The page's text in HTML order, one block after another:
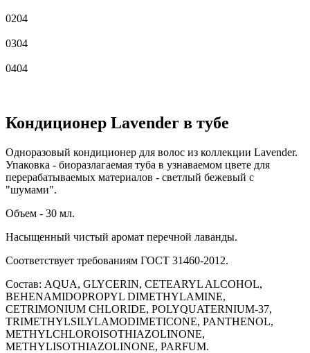
0204
0304
0404
Кондиционер Lavender в тубе
Одноразовый кондиционер для волос из коллекции Lavender.
Упаковка - биоразлагаемая туба в узнаваемом цвете для
перерабатываемых материалов - светлый бежевый с
"шумами".
Объем - 30 мл.
Насыщенный чистый аромат перечной лаванды.
Соответствует требованиям ГОСТ 31460-2012.
Состав: AQUA, GLYCERIN, CETEARYL ALCOHOL,
BEHENAMIDOPROPYL DIMETHYLAMINE,
CETRIMONIUM CHLORIDE, POLYQUATERNIUM-37,
TRIMETHYLSILYLAMODIMETICONE, PANTHENOL,
METHYLCHLOROISOTHIAZOLINONE,
METHYLISOTHIAZOLINONE, PARFUM.